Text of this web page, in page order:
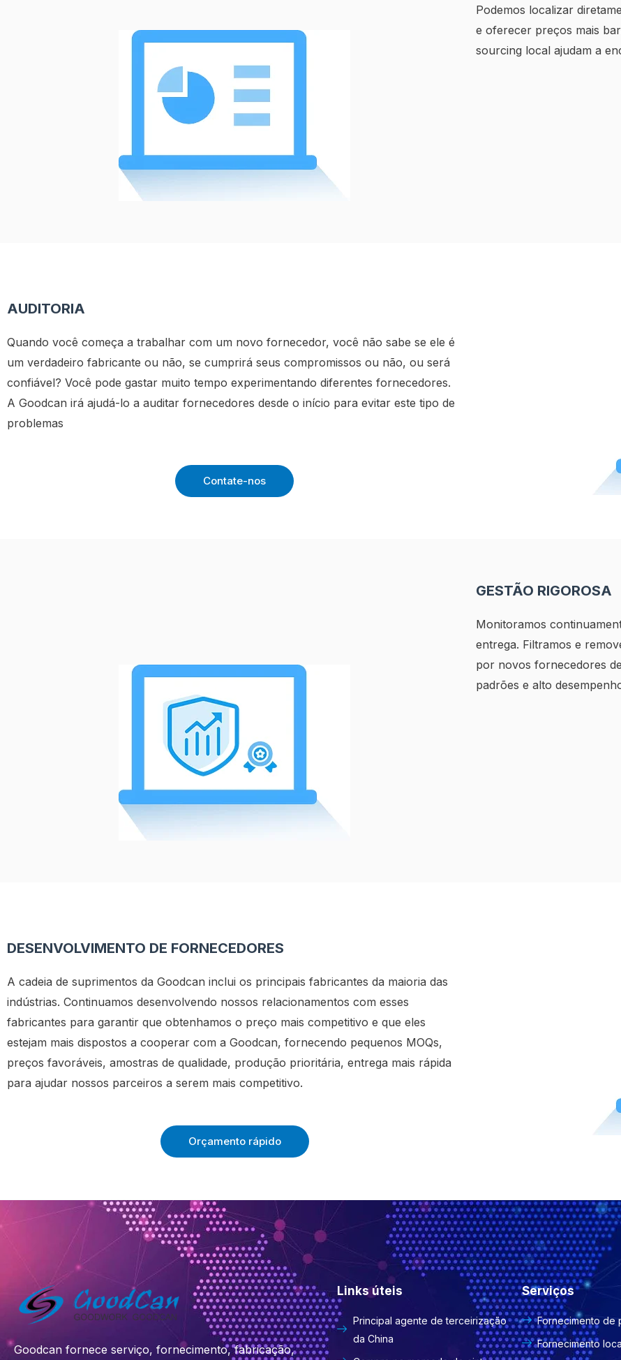
Podemos localizar
e oferecer preços mais
sourcing local ajudam a
AUDITORIA
Quando você começa a trabalhar com um novo fornecedor, você não sabe se ele é
um verdadeiro fabricante ou não, se cumprirá seus compromissos ou não, ou será
confiável? Você pode gastar muito tempo experimentando diferentes fornecedores.
A Goodcan irá ajudá-lo a auditar fornecedores desde o início para evitar este tipo de
problemas
Contate-nos
GESTÃO RIGOROSA
Monitoramos
entrega. Filtramos e
por novos fornecedores
padrões e alto
DESENVOLVIMENTO DE FORNECEDORES
A cadeia de suprimentos da Goodcan inclui os principais fabricantes da maioria das
indústrias. Continuamos desenvolvendo nossos relacionamentos com esses
fabricantes para garantir que obtenhamos o preço mais competitivo e que eles
estejam mais dispostos a cooperar com a Goodcan, fornecendo pequenos MOQs,
preços favoráveis, amostras de qualidade, produção prioritária, entrega mais rápida
para ajudar nossos parceiros a serem mais competitivo.
Orçamento rápido
Goodcan fornece serviço, fornecimento, fabricação,
Links úteis
Principal agente de terceirização
da China
Serviços
Fornecimento de
Fornecimento